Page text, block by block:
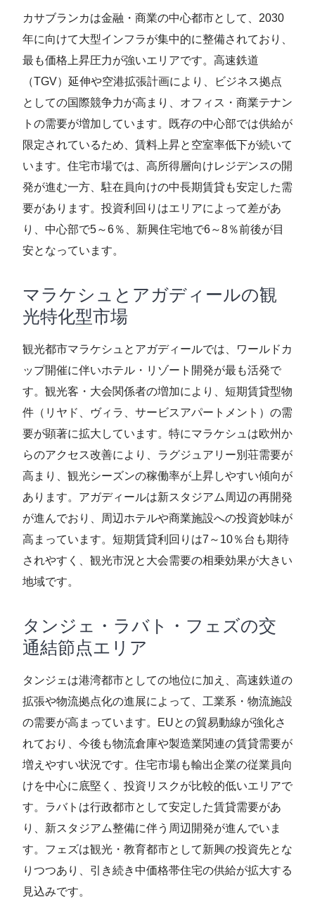
カサブランカは金融・商業の中心都市として、2030
年に向けて大型インフラが集中的に整備されており、
最も価格上昇圧力が強いエリアです。高速鉄道
（TGV）延伸や空港拡張計画により、ビジネス拠点
としての国際競争力が高まり、オフィス・商業テナン
トの需要が増加しています。既存の中心部では供給が
限定されているため、賃料上昇と空室率低下が続いて
います。住宅市場では、高所得層向けレジデンスの開
発が進む一方、駐在員向けの中長期賃貸も安定した需
要があります。投資利回りはエリアによって差があ
り、中心部で5～6％、新興住宅地で6～8％前後が目
安となっています。
マラケシュとアガディールの観
光特化型市場
観光都市マラケシュとアガディールでは、ワールドカ
ップ開催に伴いホテル・リゾート開発が最も活発で
す。観光客・大会関係者の増加により、短期賃貸型物
件（リヤド、ヴィラ、サービスアパートメント）の需
要が顕著に拡大しています。特にマラケシュは欧州か
らのアクセス改善により、ラグジュアリー別荘需要が
高まり、観光シーズンの稼働率が上昇しやすい傾向が
あります。アガディールは新スタジアム周辺の再開発
が進んでおり、周辺ホテルや商業施設への投資妙味が
高まっています。短期賃貸利回りは7～10％台も期待
されやすく、観光市況と大会需要の相乗効果が大きい
地域です。
タンジェ・ラバト・フェズの交
通結節点エリア
タンジェは港湾都市としての地位に加え、高速鉄道の
拡張や物流拠点化の進展によって、工業系・物流施設
の需要が高まっています。EUとの貿易動線が強化さ
れており、今後も物流倉庫や製造業関連の賃貸需要が
増えやすい状況です。住宅市場も輸出企業の従業員向
けを中心に底堅く、投資リスクが比較的低いエリアで
す。ラバトは行政都市として安定した賃貸需要があ
り、新スタジアム整備に伴う周辺開発が進んでいま
す。フェズは観光・教育都市として新興の投資先とな
りつつあり、引き続き中価格帯住宅の供給が拡大する
見込みです。